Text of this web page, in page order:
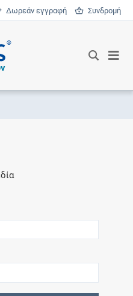
Δωρεάν εγγραφή Συνδρομή
®